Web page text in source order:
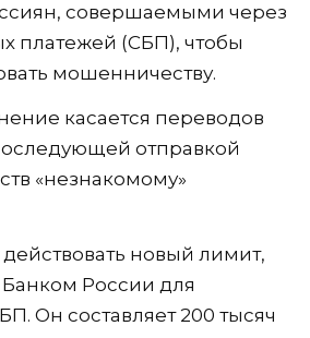
совершаемыми через
платежей (СБП), чтобы
мошенничеству.
касается переводов
отправкой
«незнакомому»
действовать новый лимит,
России для
Он составляет 200 тысяч